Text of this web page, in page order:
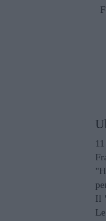
Il